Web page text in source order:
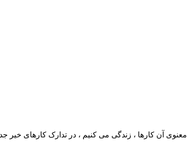
معنوی آن کارها ، زندگی می کنیم ، در تدارک کارهای خیر